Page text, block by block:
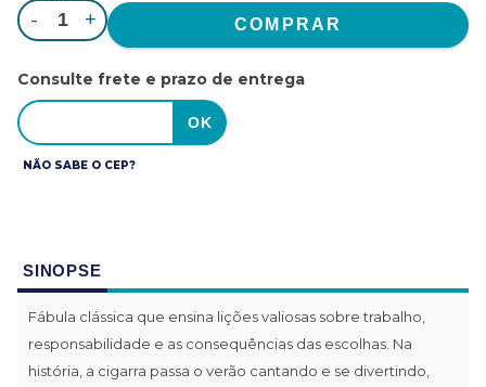
- +
Consulte frete e prazo de entrega
NÃO SABE O CEP?
SINOPSE
Fábula clássica que ensina lições valiosas sobre trabalho,
responsabilidade e as consequências das escolhas. Na
história, a cigarra passa o verão cantando e se divertindo,